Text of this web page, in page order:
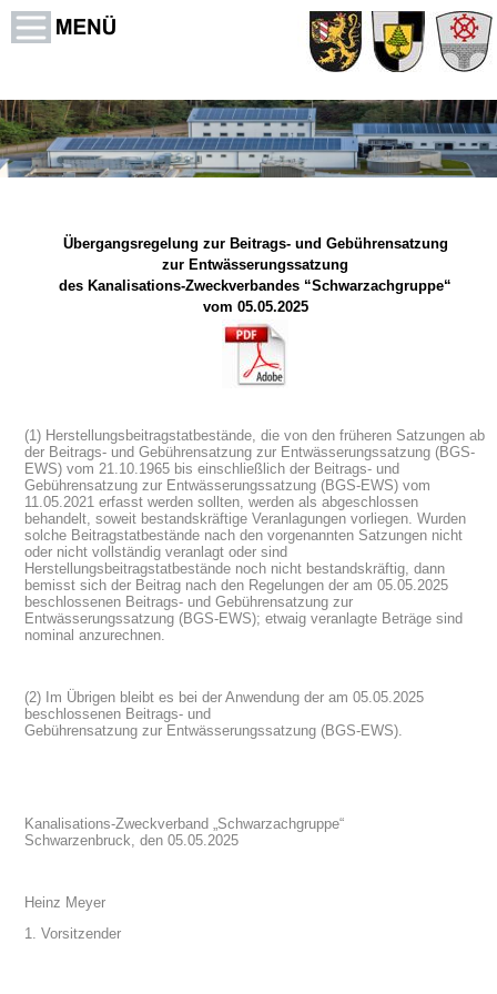
Übergangsregelung zur Beitrags- und Gebührensatzung
zur Entwässerungssatzung
des Kanalisations-Zweckverbandes “Schwarzachgruppe“
vom 05.05.2025
(1) Herstellungsbeitragstatbestände, die von den früheren Satzungen ab
der Beitrags- und Gebührensatzung zur Entwässerungssatzung (BGS-
EWS) vom 21.10.1965 bis einschließlich der Beitrags- und
Gebührensatzung zur Entwässerungssatzung (BGS-EWS) vom
11.05.2021 erfasst werden sollten, werden als abgeschlossen
behandelt, soweit bestandskräftige Veranlagungen vorliegen. Wurden
solche Beitragstatbestände nach den vorgenannten Satzungen nicht
oder nicht vollständig veranlagt oder sind
Herstellungsbeitragstatbestände noch nicht bestandskräftig, dann
bemisst sich der Beitrag nach den Regelungen der am 05.05.2025
beschlossenen Beitrags- und Gebührensatzung zur
Entwässerungssatzung (BGS-EWS); etwaig veranlagte Beträge sind
nominal anzurechnen.
(2) Im Übrigen bleibt es bei der Anwendung der am 05.05.2025
beschlossenen Beitrags- und
Gebührensatzung zur Entwässerungssatzung (BGS-EWS).
Kanalisations-Zweckverband „Schwarzachgruppe“
Schwarzenbruck, den 05.05.2025
Heinz Meyer
1. Vorsitzender
Service-Portal
Impressum